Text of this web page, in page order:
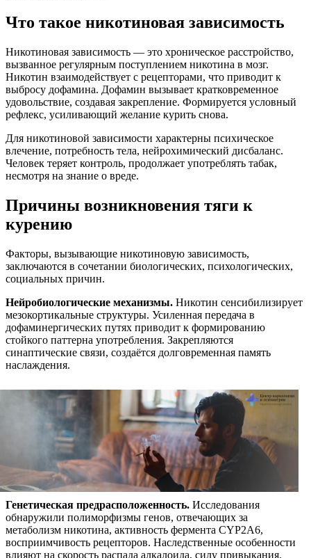
Что такое никотиновая зависимость
Никотиновая зависимость — это хроническое расстройство,
вызванное регулярным поступлением никотина в мозг.
Никотин взаимодействует с рецепторами, что приводит к
выбросу дофамина. Дофамин вызывает кратковременное
удовольствие, создавая закрепление. Формируется условный
рефлекс, усиливающий желание курить снова.
Для никотиновой зависимости характерны психическое
влечение, потребность тела, нейрохимический дисбаланс.
Человек теряет контроль, продолжает употреблять табак,
несмотря на знание о вреде.
Причины возникновения тяги к
курению
Факторы, вызывающие никотиновую зависимость,
заключаются в сочетании биологических, психологических,
социальных причин.
Нейробиологические механизмы. Никотин сенсибилизирует
мезокортикальные структуры. Усиленная передача в
дофаминергических путях приводит к формированию
стойкого паттерна употребления. Закрепляются
синаптические связи, создаётся долговременная память
наслаждения.
Генетическая предрасположенность. Исследования
обнаружили полиморфизмы генов, отвечающих за
метаболизм никотина, активность фермента CYP2A6,
восприимчивость рецепторов. Наследственные особенности
влияют на скорость распада алкалоида, силу привыкания.